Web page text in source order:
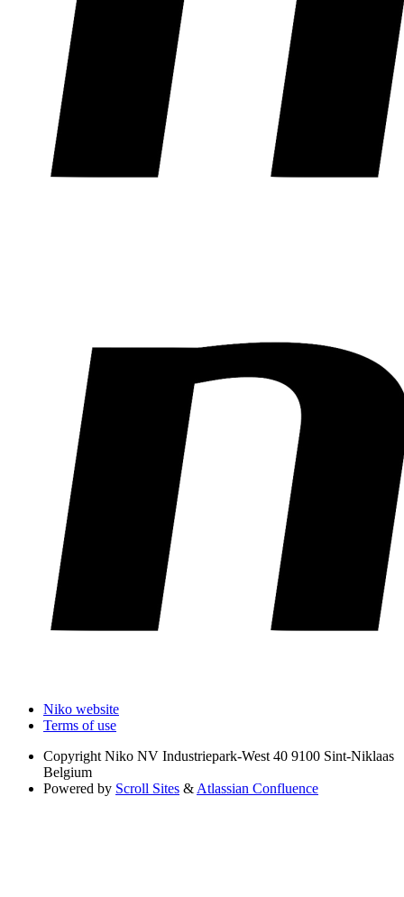
Niko website
Terms of use
Copyright Niko NV Industriepark-West 40 9100 Sint-Niklaas
Belgium
Powered by Scroll Sites & Atlassian Confluence